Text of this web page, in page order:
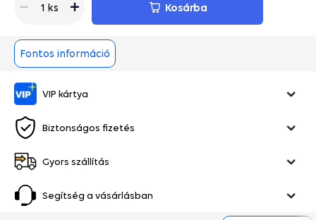
1 ks Kosárba
Fontos információ
VIP kártya
Biztonságos fizetés
Gyors szállítás
Segítség a vásárlásban